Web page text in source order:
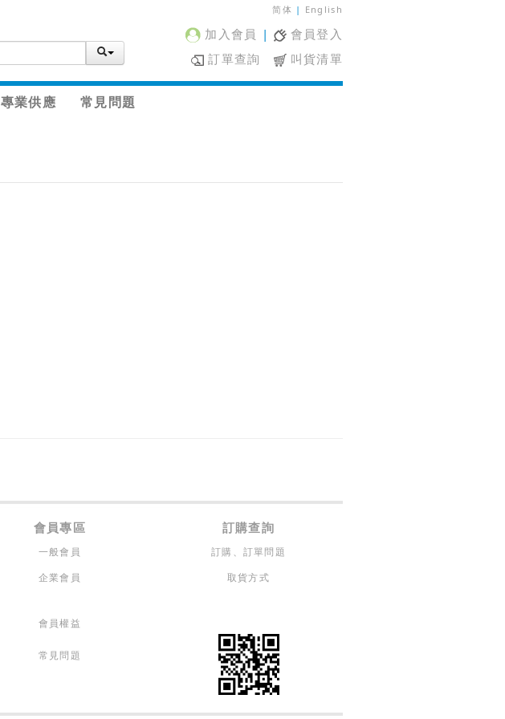
简体 | English
加入會員 |
會員登入
訂單查詢
叫貨清單
專業供應 常見問題
會員專區 訂購查詢
一般會員 訂購、訂單問題
企業會員 取貨方式
會員權益
常見問題